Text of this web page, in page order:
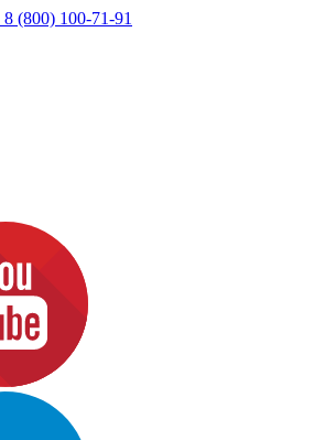
8 (800) 100-71-91